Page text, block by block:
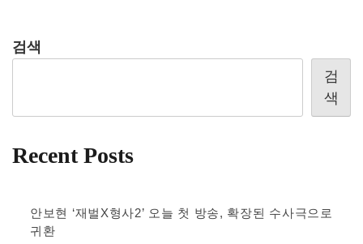
검색
검
색
Recent Posts
안보현 ‘재벌X형사2’ 오늘 첫 방송, 확장된 수사극으로
귀환